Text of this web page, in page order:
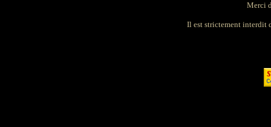
Merci
Il est strictement interdit